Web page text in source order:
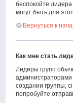
беспокойте
могут быть для
Вернуться к
Как мне стать
Лидеры групп
создании группы,
попробуйте